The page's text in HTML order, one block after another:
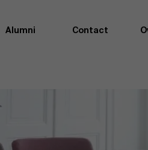
Als excellente managementschool
onderzoeksteam houden we de
Alumni Contact